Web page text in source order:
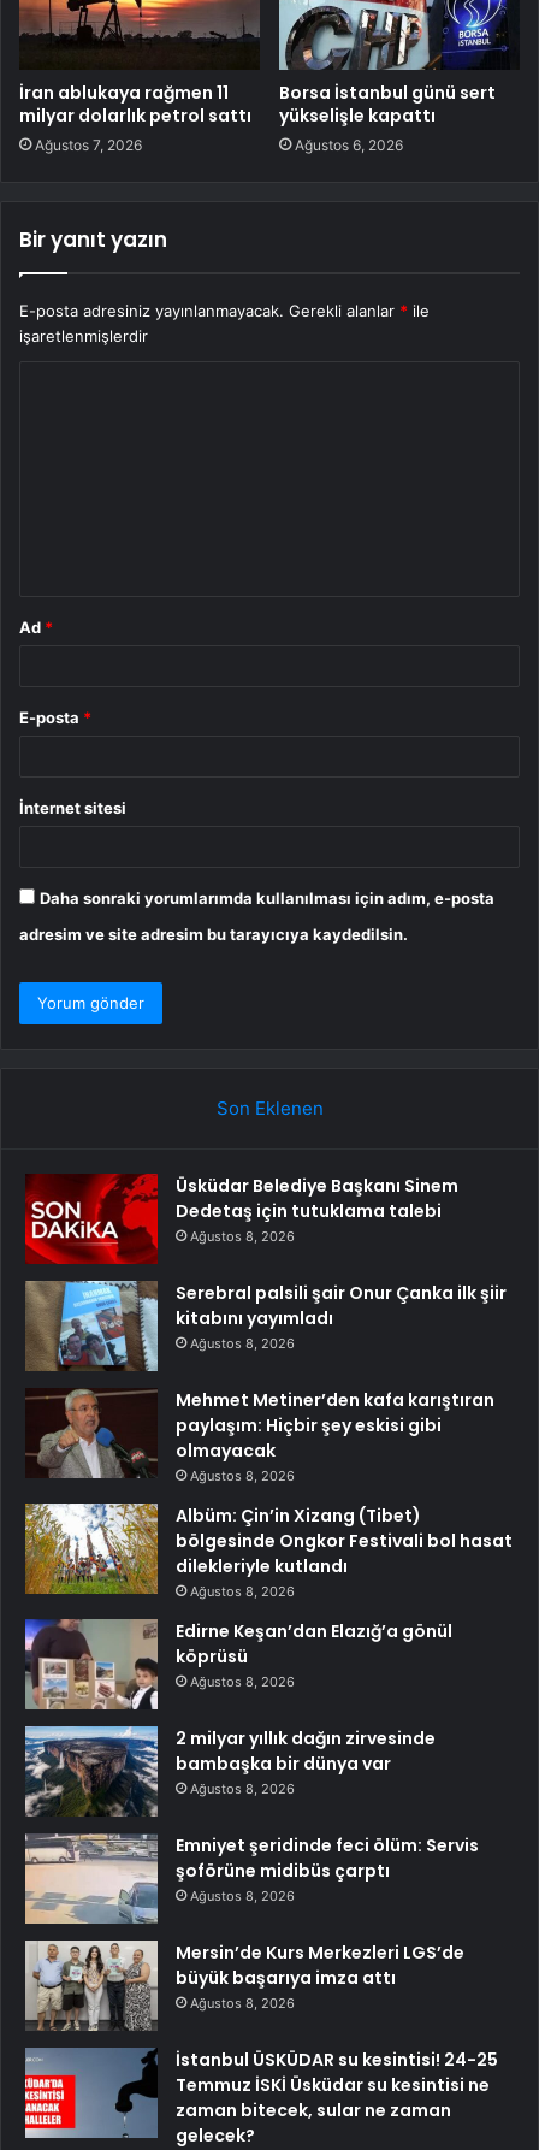
İran ablukaya rağmen 11
milyar dolarlık petrol sattı
Ağustos 7, 2026
Borsa İstanbul günü sert
yükselişle kapattı
Ağustos 6, 2026
Bir yanıt yazın
E-posta adresiniz yayınlanmayacak. Gerekli alanlar * ile
işaretlenmişlerdir
Ad *
E-posta *
İnternet sitesi
Daha sonraki yorumlarımda kullanılması için adım, e-posta
adresim ve site adresim bu tarayıcıya kaydedilsin.
Son Eklenen
Üsküdar Belediye Başkanı Sinem
Dedetaş için tutuklama talebi
Ağustos 8, 2026
Serebral palsili şair Onur Çanka ilk şiir
kitabını yayımladı
Ağustos 8, 2026
Mehmet Metiner’den kafa karıştıran
paylaşım: Hiçbir şey eskisi gibi
olmayacak
Ağustos 8, 2026
Albüm: Çin’in Xizang (Tibet)
bölgesinde Ongkor Festivali bol hasat
dilekleriyle kutlandı
Ağustos 8, 2026
Edirne Keşan’dan Elazığ’a gönül
köprüsü
Ağustos 8, 2026
2 milyar yıllık dağın zirvesinde
bambaşka bir dünya var
Ağustos 8, 2026
Emniyet şeridinde feci ölüm: Servis
şoförüne midibüs çarptı
Ağustos 8, 2026
Mersin’de Kurs Merkezleri LGS’de
büyük başarıya imza attı
Ağustos 8, 2026
İstanbul ÜSKÜDAR su kesintisi! 24-25
Temmuz İSKİ Üsküdar su kesintisi ne
zaman bitecek, sular ne zaman
gelecek?